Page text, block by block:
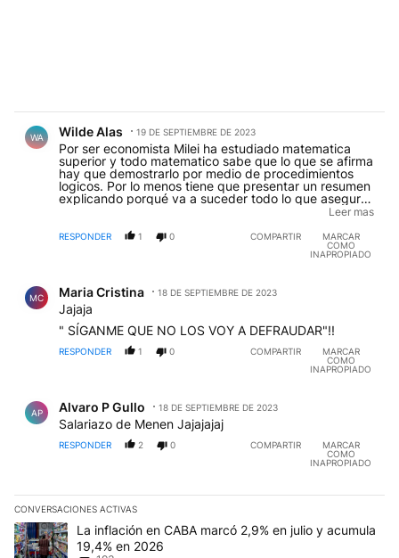
WA Wilde Alas 19 DE SEPTIEMBRE DE 2023
Por ser economista Milei ha estudiado matematica
superior y todo matematico sabe que lo que se afirma
hay que demostrarlo por medio de procedimientos
logicos. Por lo menos tiene que presentar un resumen
explicando porqué va a suceder todo lo que asegura
que va a suceder. Hacer afirmaciones grandilocuentes
Cositorto que aseguraba que todos los que invirtieran
en su organizacion iban a ganar fortunas. Parece ser
que los estafo porque este sr Cositorto esta preso
Leer mas
RESPONDER 1 0 COMPARTIR
MARCAR
COMO
INAPROPIADO
MC Maria Cristina 18 DE SEPTIEMBRE DE 2023
Jajaja
" SÍGANME QUE NO LOS VOY A DEFRAUDAR"!!
RESPONDER 1 0 COMPARTIR
MARCAR
COMO
INAPROPIADO
AP Alvaro P Gullo 18 DE SEPTIEMBRE DE 2023
Salariazo de Menen Jajajajaj
RESPONDER 2 0 COMPARTIR
MARCAR
COMO
INAPROPIADO
CONVERSACIONES ACTIVAS
Este listado muestra los artículos con más comentarios en los
Un artículo de tendencia con el título "La inflación en CABA
La inflación en CABA marcó 2,9% en julio y acumula
19,4% en 2026